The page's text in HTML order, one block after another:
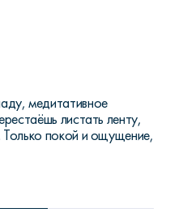
медитативное
листать ленту,
покой и ощущение,